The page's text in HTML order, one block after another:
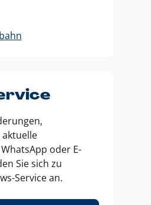
oder E-
Sie sich zu
Service an.